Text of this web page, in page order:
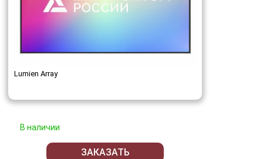
Lumien Array
В наличии
ЗАКАЗАТЬ